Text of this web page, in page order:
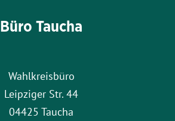
Büro Taucha
Wahlkreisbüro
Leipziger Str. 44
04425 Taucha